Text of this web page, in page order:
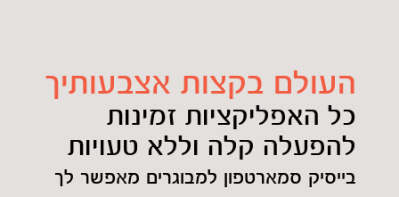
העולם בקצות אצבעותיך
כל האפליקציות זמינות
להפעלה קלה וללא טעויות
בייסיק סמארטפון למבוגרים מאפשר לך